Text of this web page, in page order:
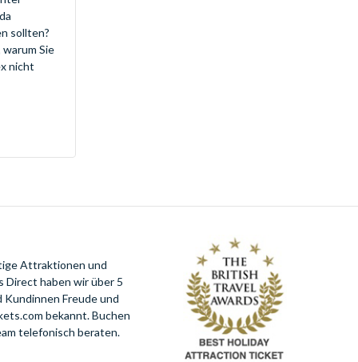
sollten?
Sie
nicht
Attraktionen und
Direct haben wir über 5
Freude und
bekannt. Buchen
telefonisch beraten.